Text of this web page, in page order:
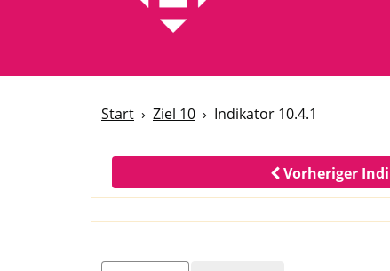
Start Ziel 10 Indikator 10.4.1
Vorheriger